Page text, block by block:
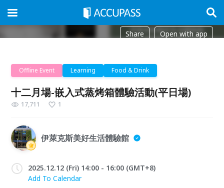
Share Open with app
Offline Event Learning Food & Drink
十二月場-嵌入式蒸烤箱體驗活動(平日場)
17,711 1
伊萊克斯美好生活體驗館
2025.12.12 (Fri) 14:00 - 16:00 (GMT+8)
Add To Calendar